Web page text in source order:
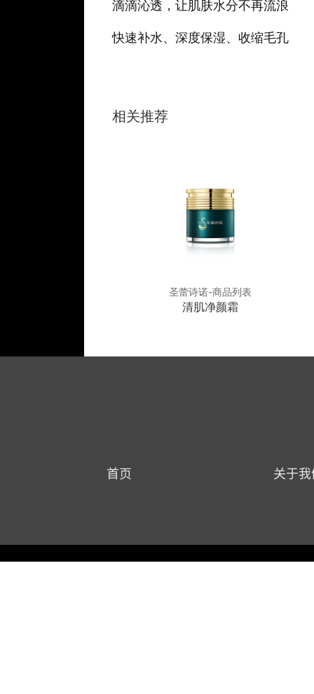
滴滴沁透，让肌肤水分不再流浪
快速补水、深度保湿、收缩毛孔
相关推荐
圣蕾诗诺-商品列表
清肌净颜霜
首页 关于